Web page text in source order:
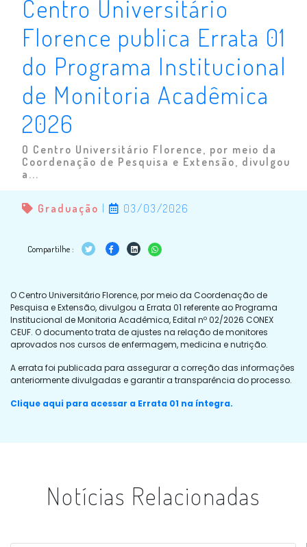
Centro Universitário
Florence publica Errata 01
do Programa Institucional
de Monitoria Acadêmica
2026
O Centro Universitário Florence, por meio da
Coordenação de Pesquisa e Extensão, divulgou
a...
Graduação | 03/03/2026
Compartilhe :
O Centro Universitário Florence, por meio da Coordenação de
Pesquisa e Extensão, divulgou a Errata 01 referente ao Programa
Institucional de Monitoria Acadêmica, Edital nº 02/2026 CONEX
CEUF. O documento trata de ajustes na relação de monitores
aprovados nos cursos de enfermagem, medicina e nutrição.
A errata foi publicada para assegurar a correção das informações
anteriormente divulgadas e garantir a transparência do processo.
Clique aqui para acessar a Errata 01 na íntegra.
Notícias Relacionadas